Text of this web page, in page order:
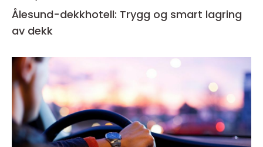
Ålesund-dekkhotell: Trygg og smart lagring
av dekk